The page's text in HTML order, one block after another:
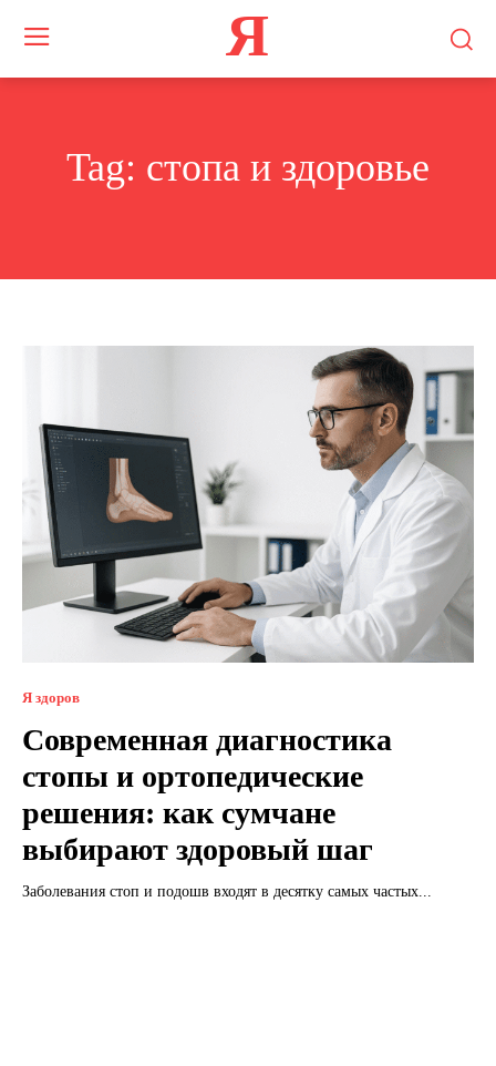
Я
Tag: стопа и здоровье
Я здоров
Современная диагностика
стопы и ортопедические
решения: как сумчане
выбирают здоровый шаг
Заболевания стоп и подошв входят в десятку самых частых...